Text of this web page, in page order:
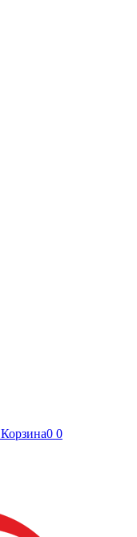
Корзина0 0